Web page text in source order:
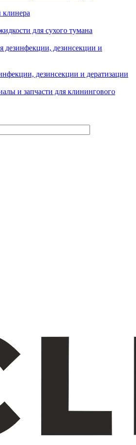
для сухого тумана
дезинфекции, дезинсекции и
дезинсекции и дератизации
и запчасти для клинингового